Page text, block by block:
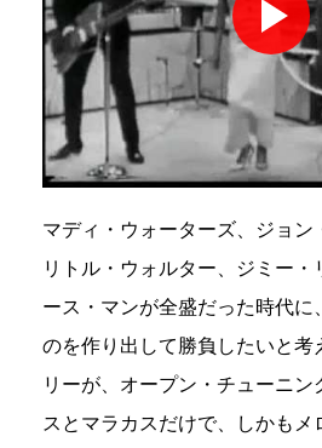
マディ・ウォーターズ、ジョン
リトル・ウォルター、ジミー
ース・マンが全盛だった時代に
のを作り出して勝負したいと考
リーが、オープン・チューニン
スとマラカスだけで、しかもメ